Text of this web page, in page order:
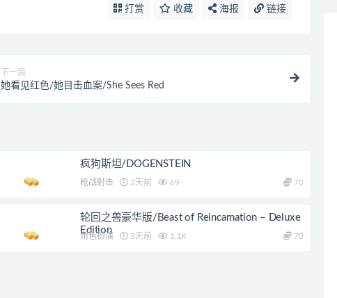
打赏 收藏 海报 链接
下一篇
她看见红色/她目击血案/She Sees Red
疯狗斯坦/DOGENSTEIN
枪战射击 2天前 69 70
轮回之兽豪华版/Beast of Reincarnation – Deluxe
Edition
角色扮演 3天前 1.1K 70